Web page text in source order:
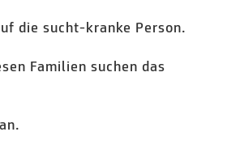
die sucht-kranke Person.
Familien suchen das